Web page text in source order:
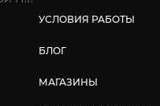
УСЛОВИЯ РАБОТЫ
БЛОГ
МАГАЗИНЫ